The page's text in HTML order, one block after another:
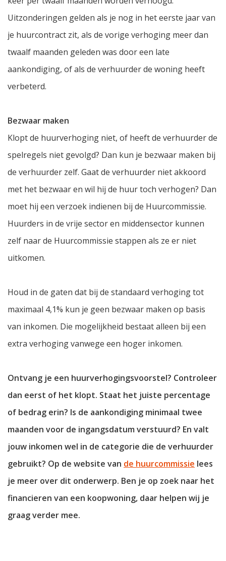
Uitzonderingen gelden als je nog in het eerste jaar van
je huurcontract zit, als de vorige verhoging meer dan
twaalf maanden geleden was door een late
aankondiging, of als de verhuurder de woning heeft
verbeterd.
Bezwaar maken
Klopt de huurverhoging niet, of heeft de verhuurder de
spelregels niet gevolgd? Dan kun je bezwaar maken bij
de verhuurder zelf. Gaat de verhuurder niet akkoord
met het bezwaar en wil hij de huur toch verhogen? Dan
moet hij een verzoek indienen bij de Huurcommissie.
Huurders in de vrije sector en middensector kunnen
zelf naar de Huurcommissie stappen als ze er niet
uitkomen.
Houd in de gaten dat bij de standaard verhoging tot
maximaal 4,1% kun je geen bezwaar maken op basis
van inkomen. Die mogelijkheid bestaat alleen bij een
extra verhoging vanwege een hoger inkomen.
Ontvang je een huurverhogingsvoorstel? Controleer
dan eerst of het klopt. Staat het juiste percentage
of bedrag erin? Is de aankondiging minimaal twee
maanden voor de ingangsdatum verstuurd? En valt
jouw inkomen wel in de categorie die de verhuurder
gebruikt? Op de website van de huurcommissie lees
je meer over dit onderwerp. Ben je op zoek naar het
financieren van een koopwoning, daar helpen wij je
graag verder mee.